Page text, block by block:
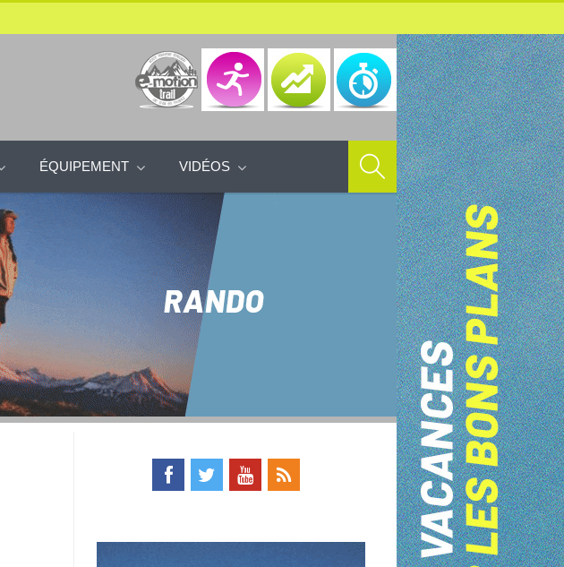
ÉQUIPEMENT VIDÉOS